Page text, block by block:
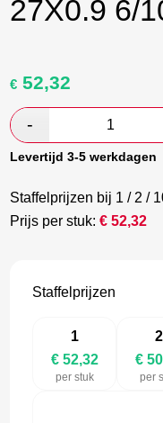
27X0.9 6/
Oorspronkelijke
was:
€ 87,20.
€ 52,32
€ 50,58.
Levertijd 3-5 werkdagen
Staffelprijzen bij 1 / 2 /
Prijs per stuk:€52,32
Staffelprijzen
1
€ 52,32
per stuk
2
€
per